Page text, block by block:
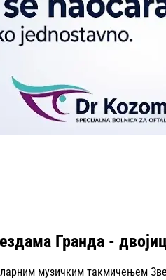
Гранда -
музичким такмичењем